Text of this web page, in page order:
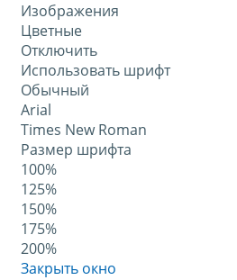
Изображения
Цветные
Отключить
Использовать шрифт
Обычный
Arial
Times New Roman
Размер шрифта
100%
125%
150%
175%
200%
Закрыть окно